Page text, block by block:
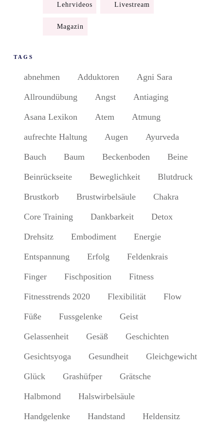
Lehrvideos Livestream
Magazin
TAGS
abnehmen Adduktoren Agni Sara
Allroundübung Angst Antiaging
Asana Lexikon Atem Atmung
aufrechte Haltung Augen Ayurveda
Bauch Baum Beckenboden Beine
Beinrückseite Beweglichkeit Blutdruck
Brustkorb Brustwirbelsäule Chakra
Core Training Dankbarkeit Detox
Drehsitz Embodiment Energie
Entspannung Erfolg Feldenkrais
Finger Fischposition Fitness
Fitnesstrends 2020 Flexibilität Flow
Füße Fussgelenke Geist
Gelassenheit Gesäß Geschichten
Gesichtsyoga Gesundheit Gleichgewicht
Glück Grashüfper Grätsche
Halbmond Halswirbelsäule
Handgelenke Handstand Heldensitz